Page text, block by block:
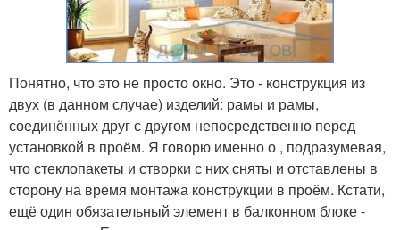
Понятно, что это не просто окно. Это - конструкция из
двух (в данном случае) изделий: рамы и рамы,
соединённых друг с другом непосредственно перед
установкой в проём. Я говорю именно о , подразумевая,
что стеклопакеты и створки с них сняты и отставлены в
сторону на время монтажа конструкции в проём. Кстати,
ещё один обязательный элемент в балконном блоке -